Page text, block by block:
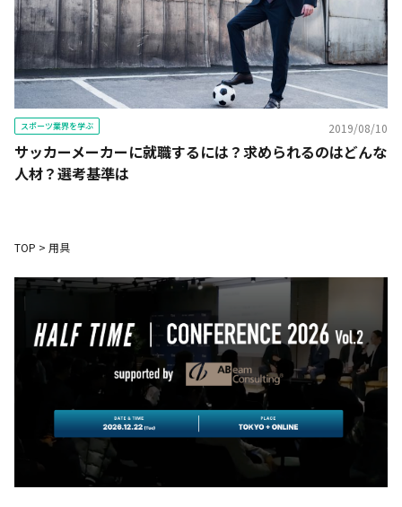
スポーツ業界を学ぶ 2019/08/10
サッカーメーカーに就職するには？求められるのはどんな
人材？選考基準は
TOP > 用具